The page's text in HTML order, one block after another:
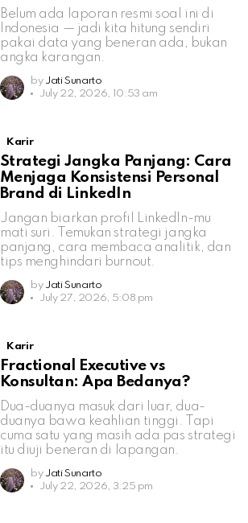
Belum ada laporan resmi soal ini di
Indonesia — jadi kita hitung sendiri
pakai data yang beneran ada, bukan
angka karangan.
by Jati Sunarto
July 22, 2026, 10:53 am
Karir
Strategi Jangka Panjang: Cara
Menjaga Konsistensi Personal
Brand di LinkedIn
Jangan biarkan profil LinkedIn-mu
mati suri. Temukan strategi jangka
panjang, cara membaca analitik, dan
tips menghindari burnout.
by Jati Sunarto
July 27, 2026, 5:08 pm
Karir
Fractional Executive vs
Konsultan: Apa Bedanya?
Dua-duanya masuk dari luar, dua-
duanya bawa keahlian tinggi. Tapi
cuma satu yang masih ada pas strategi
itu diuji beneran di lapangan.
by Jati Sunarto
July 22, 2026, 3:25 pm